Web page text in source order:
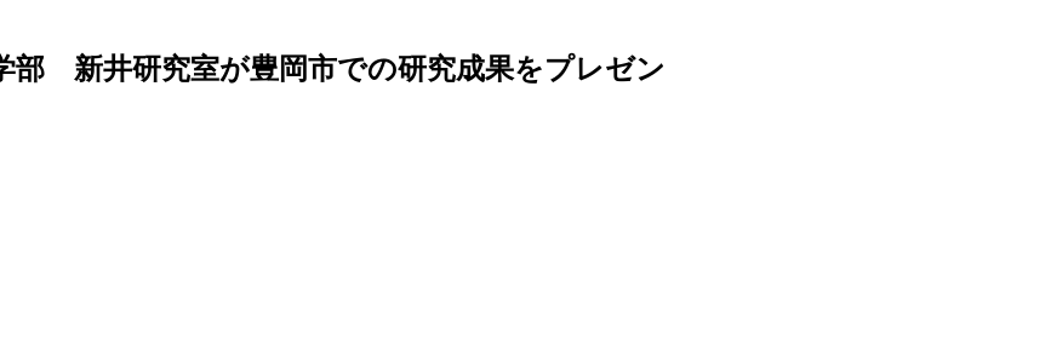
新井研究室が豊岡市での研究成果をプレゼン